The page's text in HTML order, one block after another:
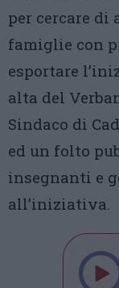
per cercare di
famiglie con
esportare
alta del
Sindaco di
ed un folto
insegnanti e
all’iniziativa.